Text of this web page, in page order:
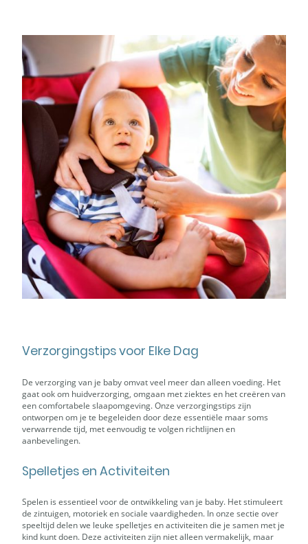
Verzorgingstips voor Elke Dag
De verzorging van je baby omvat veel meer dan alleen voeding. Het
gaat ook om huidverzorging, omgaan met ziektes en het creëren van
een comfortabele slaapomgeving. Onze verzorgingstips zijn
ontworpen om je te begeleiden door deze essentiële maar soms
verwarrende tijd, met eenvoudig te volgen richtlijnen en
aanbevelingen.
Spelletjes en Activiteiten
Spelen is essentieel voor de ontwikkeling van je baby. Het stimuleert
de zintuigen, motoriek en sociale vaardigheden. In onze sectie over
speeltijd delen we leuke spelletjes en activiteiten die je samen met je
kind kunt doen. Deze activiteiten zijn niet alleen vermakelijk, maar